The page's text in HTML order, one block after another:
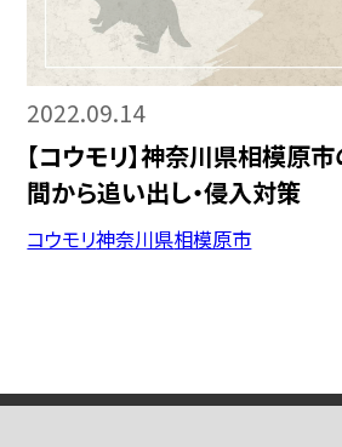
2022.09.14
【コウモリ】神奈川県相模原
間から追い出し・侵入対策
コウモリ神奈川県相模原市